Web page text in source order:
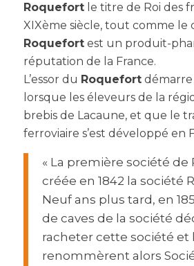
Roquefortle titre de Roi des
XIXème siècle, tout comme le
Roquefortest un produit-
réputation de la France.
L’essor du Roquefortdémarre
lorsque les éleveurs de la
brebis de Lacaune, et que le
ferroviaire s’est développé en
« La première société de
créée en 1842 la société
Neuf ans plus tard, en
de caves de la société
racheter cette société et
renommèrent alors